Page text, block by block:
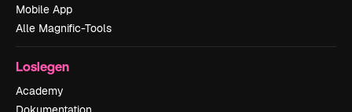
Mobile App
Alle Magnific-Tools
Loslegen
Academy